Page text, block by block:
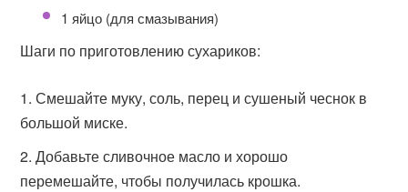
1 яйцо (для смазывания)
Шаги по приготовлению сухариков:
Смешайте муку, соль, перец и сушеный чеснок в
большой миске.
Добавьте сливочное масло и хорошо
перемешайте, чтобы получилась крошка.